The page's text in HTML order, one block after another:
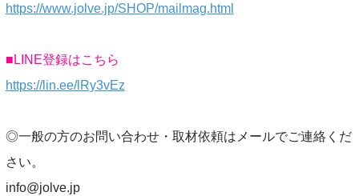
https://www.jolve.jp/SHOP/mailmag.html
■LINE登録はこちら
https://lin.ee/lRy3vEz
◎一般の方のお問い合わせ・取材依頼はメールでご連絡くだ
さい。
info@jolve.jp